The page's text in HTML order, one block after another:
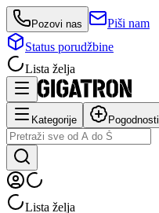
Pozovi nas
Piši nam
Status porudžbine
Lista želja
Kategorije Pogodnosti
Lista želja